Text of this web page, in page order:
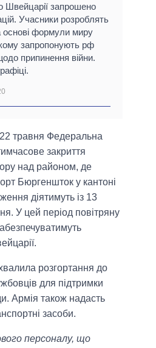
Швейцарії запрошено
Учасники розроблять
основі формули миру
запропонують рф
припинення війни.
22 травня Федеральна
закриття
над районом, де
Бюргеншток у кантоні
діятимуть із 13
У цей період повітряну
розгортання до
для підтримки
Армія також надасть
засоби.
персоналу, що